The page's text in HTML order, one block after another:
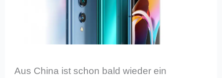
Aus China ist schon bald wieder ein